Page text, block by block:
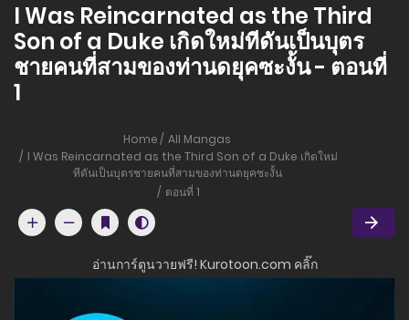
I Was Reincarnated as the Third
Son of a Duke เกิดใหม่ทีดันเป็นบุตร
ชายคนที่สามของท่านดยุคซะงั้น - ตอนที่
1
Home
All Mangas
I Was Reincarnated as the Third Son of a Duke เกิดใหม่
ทีดันเป็นบุตรชายคนที่สามของท่านดยุคซะงั้น
ตอนที่ 1
อ่านการ์ตูนวายฟรี! Kurotoon.com คลิ๊ก